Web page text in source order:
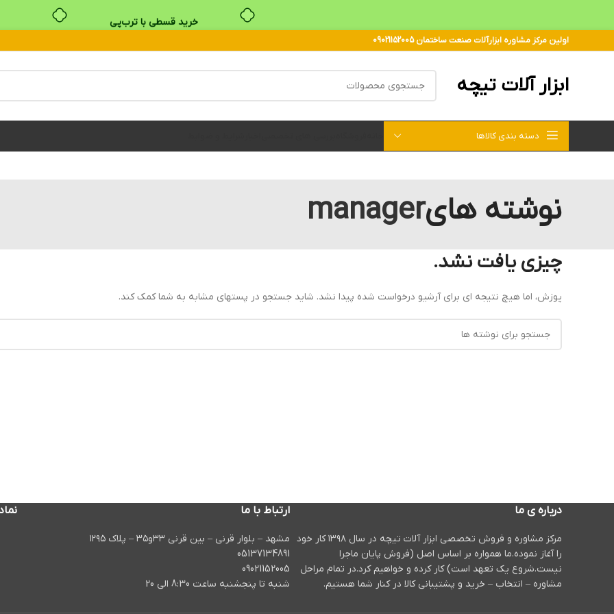
خرید قسطی با ترب‌پی
اولین مرکز مشاوره ابزارآلات صنعت ساختمان 09021152005
ابزار آلات تیچه
دسته بندی کالاها
نوشته هایmanager
چیزی یافت نشد.
پوزش، اما هیچ نتیجه ای برای آرشیو درخواست شده پیدا نشد. شاید جستجو در پستهای مشابه به شما کمک کند.
درباره ی ما
مرکز مشاوره و فروش تخصصی ابزار آلات تیچه در سال ۱۳۹۸ کار خود
را آغاز نموده.ما همواره بر اساس اصل (فروش پایان ماجرا
نیست.شروع یک تعهد است) کار کرده و خواهیم کرد.در تمام مراحل
مشاوره – انتخاب – خرید و پشتیبانی کالا در کنار شما هستیم.
ارتباط با ما
مشهد – بلوار قرنی – بین قرنی ۳۳و۳۵ – پلاک ۱۲۹۵
05137134891
09021152005
شنبه تا پنجشنبه ساعت 8:30 الی 20